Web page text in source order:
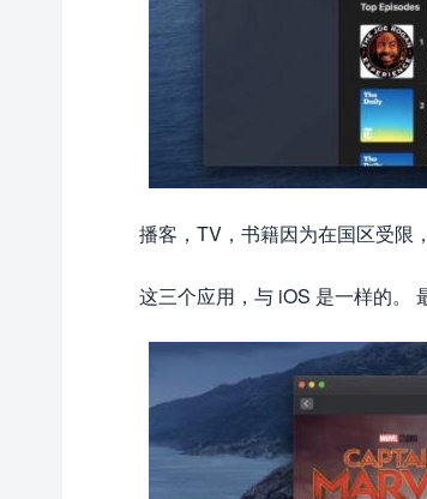
播客，TV，书籍因为在国区受限
这三个应用，与 iOS 是一样的。